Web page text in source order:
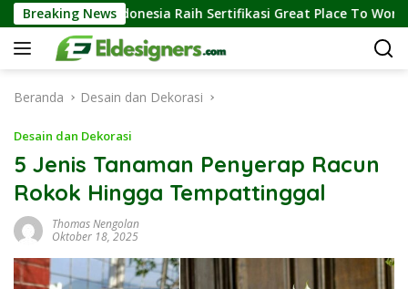
Langsung
ke
konten
Breaking News
Raih Sertifikasi Great Place To Work, Perkuat Kebiasaan
Beranda Desain dan Dekorasi
Desain dan Dekorasi
5 Jenis Tanaman Penyerap Racun
Rokok Hingga Tempattinggal
Thomas Nengolan
Oktober 18, 2025